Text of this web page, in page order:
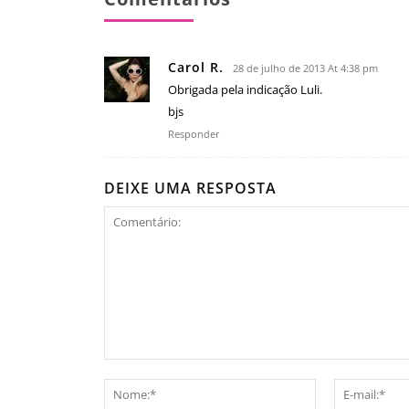
Carol R. 28 de julho de 2013 At 4:38 pm
Obrigada pela indicação Luli.
bjs
Responder
DEIXE UMA RESPOSTA
Nome:*